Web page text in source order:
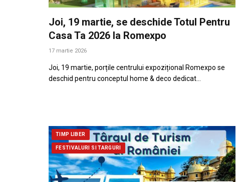
Joi, 19 martie, se deschide Totul Pentru
Casa Ta 2026 la Romexpo
17 martie 2026
Joi, 19 martie, porțile centrului expozițional Romexpo se
deschid pentru conceptul home & deco dedicat…
TIMP LIBER
FESTIVALURI SI TARGURI